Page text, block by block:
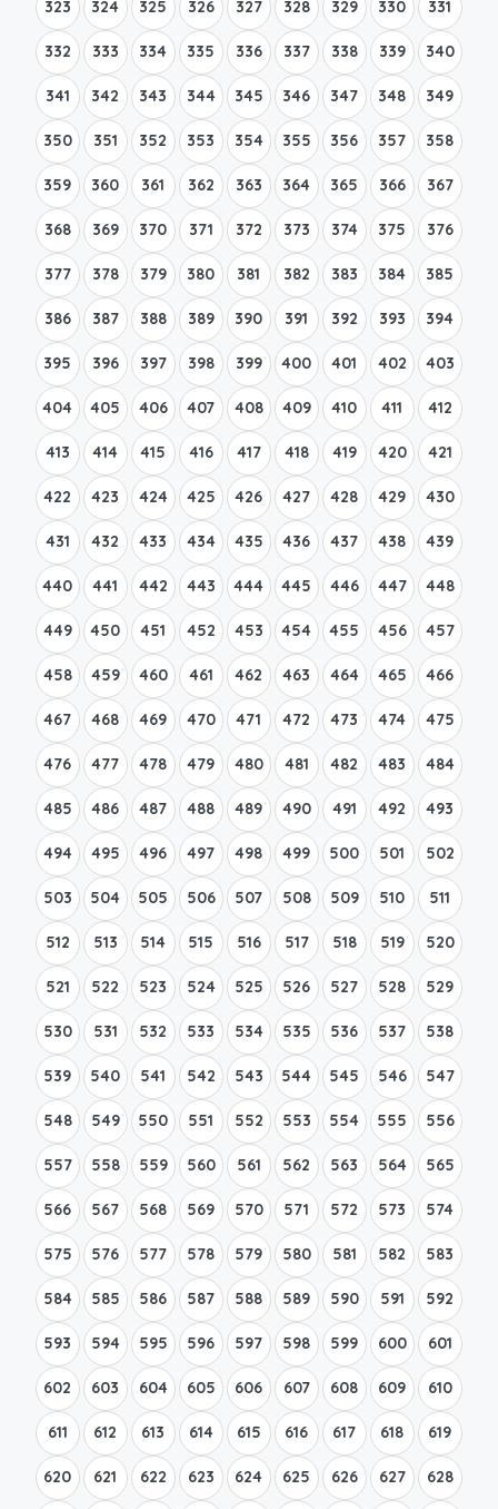
323 324 325 326 327 328 329 330 331
332 333 334 335 336 337 338 339 340
341 342 343 344 345 346 347 348 349
350 351 352 353 354 355 356 357 358
359 360 361 362 363 364 365 366 367
368 369 370 371 372 373 374 375 376
377 378 379 380 381 382 383 384 385
386 387 388 389 390 391 392 393 394
395 396 397 398 399 400 401 402 403
404 405 406 407 408 409 410 411 412
413 414 415 416 417 418 419 420 421
422 423 424 425 426 427 428 429 430
431 432 433 434 435 436 437 438 439
440 441 442 443 444 445 446 447 448
449 450 451 452 453 454 455 456 457
458 459 460 461 462 463 464 465 466
467 468 469 470 471 472 473 474 475
476 477 478 479 480 481 482 483 484
485 486 487 488 489 490 491 492 493
494 495 496 497 498 499 500 501 502
503 504 505 506 507 508 509 510 511
512 513 514 515 516 517 518 519 520
521 522 523 524 525 526 527 528 529
530 531 532 533 534 535 536 537 538
539 540 541 542 543 544 545 546 547
548 549 550 551 552 553 554 555 556
557 558 559 560 561 562 563 564 565
566 567 568 569 570 571 572 573 574
575 576 577 578 579 580 581 582 583
584 585 586 587 588 589 590 591 592
593 594 595 596 597 598 599 600 601
602 603 604 605 606 607 608 609 610
611 612 613 614 615 616 617 618 619
620 621 622 623 624 625 626 627 628